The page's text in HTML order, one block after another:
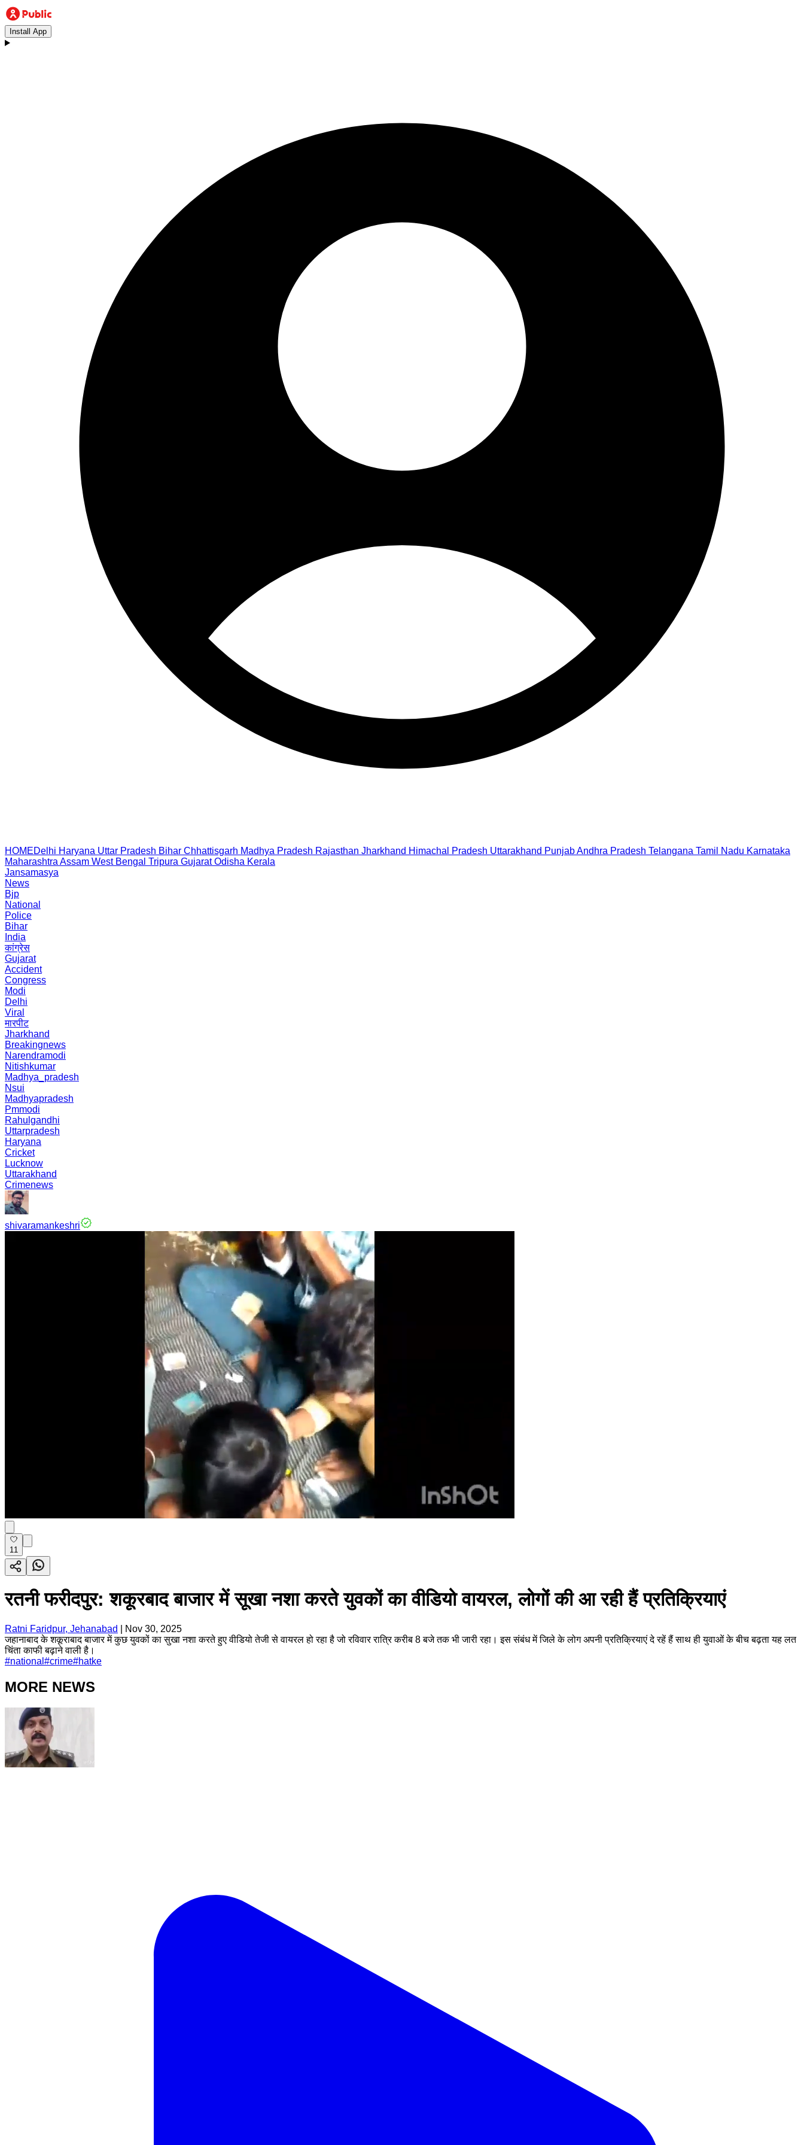
Install App
HOMEDelhi Haryana Uttar Pradesh Bihar Chhattisgarh Madhya Pradesh Rajasthan Jharkhand Himachal Pradesh Uttarakhand PunjabAndhra Pradesh Telangana Tamil Nadu Karnataka
Maharashtra Assam West Bengal Tripura Gujarat Odisha Kerala
Jansamasya
News
Bjp
National
Police
Bihar
India
कांग्रेस
Gujarat
Accident
Congress
Modi
Delhi
Viral
मारपीट
Jharkhand
Breakingnews
Narendramodi
Nitishkumar
Madhya_pradesh
Nsui
Madhyapradesh
Pmmodi
Rahulgandhi
Uttarpradesh
Haryana
Cricket
Lucknow
Uttarakhand
Crimenews
shivaramankeshri
11
रतनी फरीदपुर: शकूरबाद बाजार में सूखा नशा करते युवकों का वीडियो वायरल, लोगों की आ रही हैं प्रतिक्रियाएं
Ratni Faridpur, Jehanabad
Nov 30, 2025
जहानाबाद के शकूराबाद बाजार में कुछ युवकों का सुखा नशा करते हुए वीडियो तेजी से वायरल हो रहा है जो रविवार रात्रि करीब 8 बजे तक भी जारी रहा। इस संबंध में जिले के लोग अपनी प्रतिक्रियाएं दे रहें हैं साथ ही युवाओं के बीच बढ़ता यह लत
चिंता काफी बढ़ाने वाली है।
#national #crime#hatke
MORE NEWS